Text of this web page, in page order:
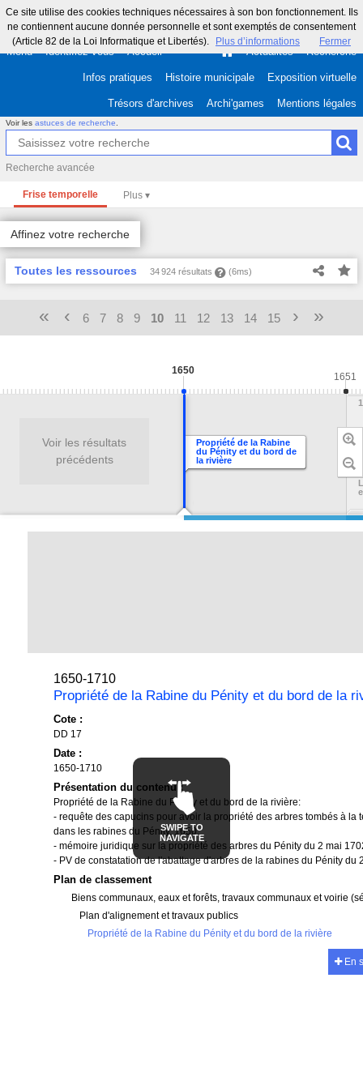
Ce site utilise des cookies techniques nécessaires à son bon fonctionnement. Ils
ne contiennent aucune donnée personnelle et sont exemptés de consentement
(Article 82 de la Loi Informatique et Libertés).
Plus d’informations Fermer
Menu Identifiez-vous Accueil Actualités Recherche
Infos pratiques Histoire municipale Exposition virtuelle
Trésors d'archives Archi'games Mentions légales
Voir les astuces de recherche
Recherche avancée
Frise temporelle
Affinez votre recherche
Toutes les ressources 34 924 résultats (6ms)
« ‹ 6 7 8 9 10 11 12 13 14 15 › »
1650-1710
Propriété de la Rabine du Pénity et du bord de la
Cote :
DD 17
Date :
1650-1710
Présentation du contenu :
Propriété de la Rabine du Pénity et du bord de la rivière:
- requête des capucins pour avoir la propriété des arbres tombés à la
dans les rabines du Pénity, 1650.
- mémoire juridique sur la propriété des arbres du Pénity du 2 mai
- PV de constatation de l'abattage d'arbres de la rabines du Pénity du
Plan de classement
Biens communaux, eaux et forêts, travaux communaux et voirie
Plan d'alignement et travaux publics
Propriété de la Rabine du Pénity et du bord de la rivière
En
SWIPE TO
NAVIGATE
Propriété de la Rabine
du Pénity et du bord de
la rivière
1650
1651
Voir les résultats
précédents